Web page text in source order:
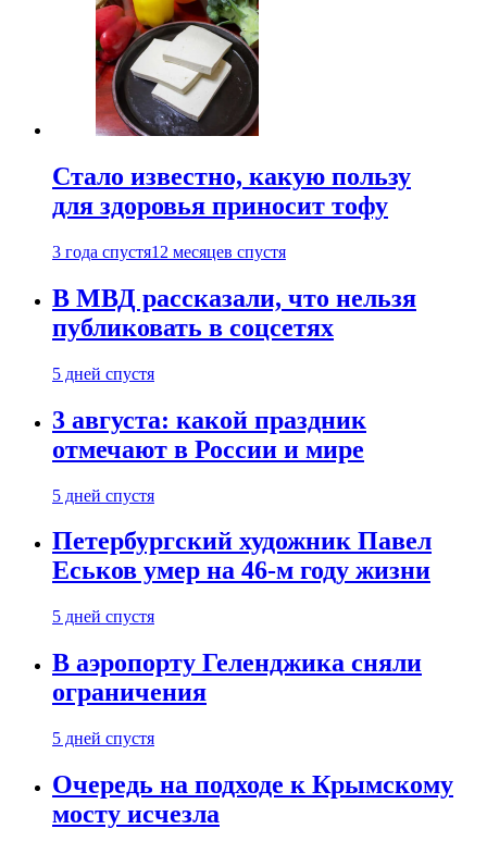
Стало известно, какую пользу
для здоровья приносит тофу
3 года спустя12 месяцев спустя
В МВД рассказали, что нельзя
публиковать в соцсетях
5 дней спустя
3 августа: какой праздник
отмечают в России и мире
5 дней спустя
Петербургский художник Павел
Еськов умер на 46-м году жизни
5 дней спустя
В аэропорту Геленджика сняли
ограничения
5 дней спустя
Очередь на подходе к Крымскому
мосту исчезла